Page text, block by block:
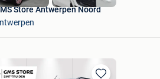
Store Antwerpen Noord